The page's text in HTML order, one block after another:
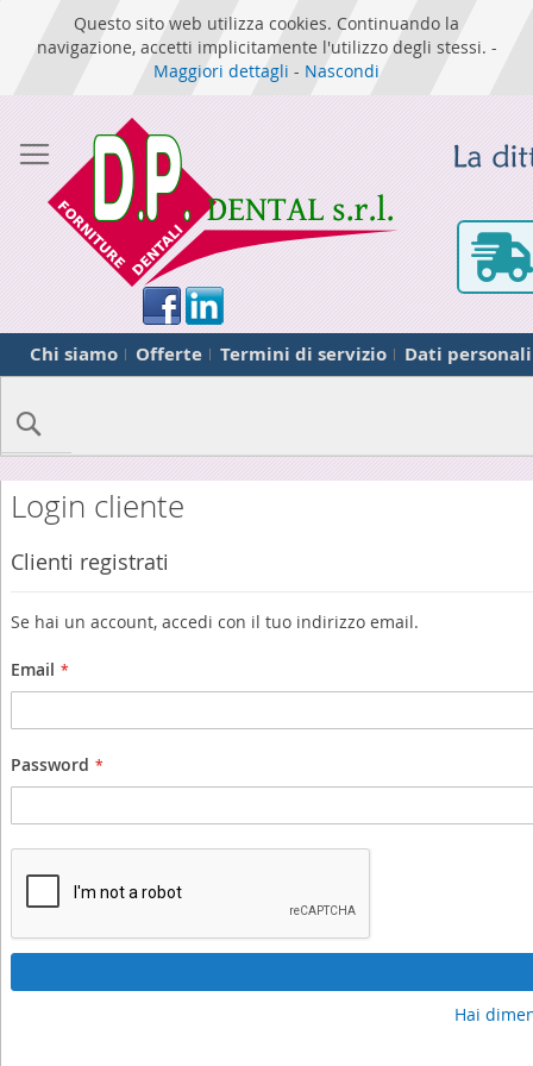
Questo sito web utilizza cookies. Continuando la
navigazione, accetti implicitamente l'utilizzo degli stessi. -
Maggiori dettagli - Nascondi
Chi siamo Offerte Termini di servizio Dati personali
Login cliente
Clienti registrati
Se hai un account, accedi con il tuo indirizzo email.
Email
Password
Hai